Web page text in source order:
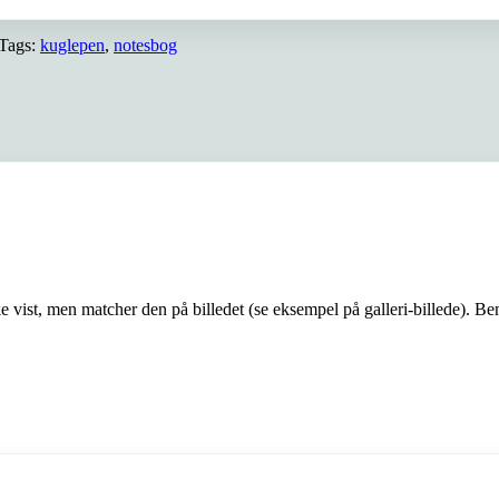
kuglepen, notesbog
men matcher den på billedet (se eksempel på galleri-billede).